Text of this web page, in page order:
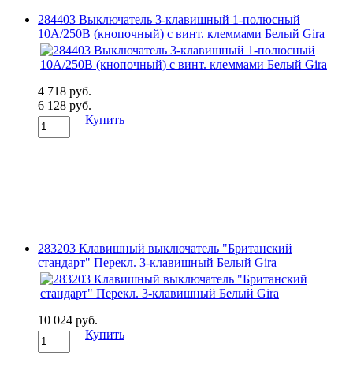
284403 Выключатель 3-клавишный 1-полюсный
10А/250В (кнопочный) с винт. клеммами Белый Gira
4 718 руб.
6 128 руб.
Купить
283203 Клавишный выключатель "Британский
стандарт" Перекл. 3-клавишный Белый Gira
10 024 руб.
Купить